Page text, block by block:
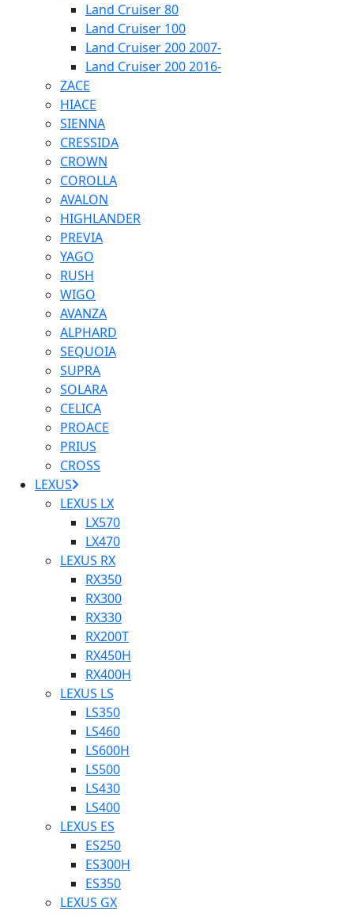
Land Cruiser 80
Land Cruiser 100
Land Cruiser 200 2007-
Land Cruiser 200 2016-
ZACE
HIACE
SIENNA
CRESSIDA
CROWN
COROLLA
AVALON
HIGHLANDER
PREVIA
YAGO
RUSH
WIGO
AVANZA
ALPHARD
SEQUOIA
SUPRA
SOLARA
CELICA
PROACE
PRIUS
CROSS
LEXUS
LEXUS LX
LX570
LX470
LEXUS RX
RX350
RX300
RX330
RX200T
RX450H
RX400H
LEXUS LS
LS350
LS460
LS600H
LS500
LS430
LS400
LEXUS ES
ES250
ES300H
ES350
LEXUS GX